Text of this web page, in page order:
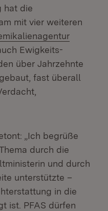
hat die
mit vier weiteren
Ewigkeits-
über Jahrzehnte
fast überall
„Ich begrüße
durch die
und durch
unterstützte –
in die
ist. PFAS dürfen